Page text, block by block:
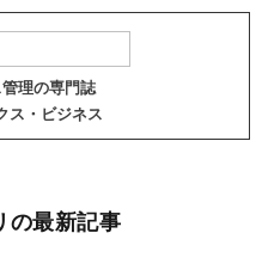
理の専門誌
ス・ビジネス
の最新記事